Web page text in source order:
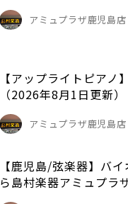
アミュプラザ鹿児島店
【アップライトピアノ
（2026年8月1日更新）
アミュプラザ鹿児島店
【鹿児島/弦楽器】バ
ら島村楽器アミュプラ